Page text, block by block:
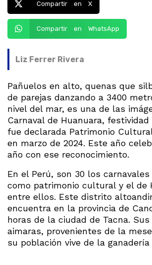
Compartir en X
Compartir en WhatsApp
Liz Ferrer Rivera
Pañuelos en alto, quenas que
de parejas danzando a 3400
nivel del mar, es una de las
Carnaval de Huanuara,
fue declarada Patrimonio
en marzo de 2024. Este año
año con ese reconocimiento.
En el Perú, son 30 los
como patrimonio cultural y el de
entre ellos. Este distrito
encuentra en la provincia de
horas de la ciudad de Tacna.
aimaras, provenientes de la
su población vive de la